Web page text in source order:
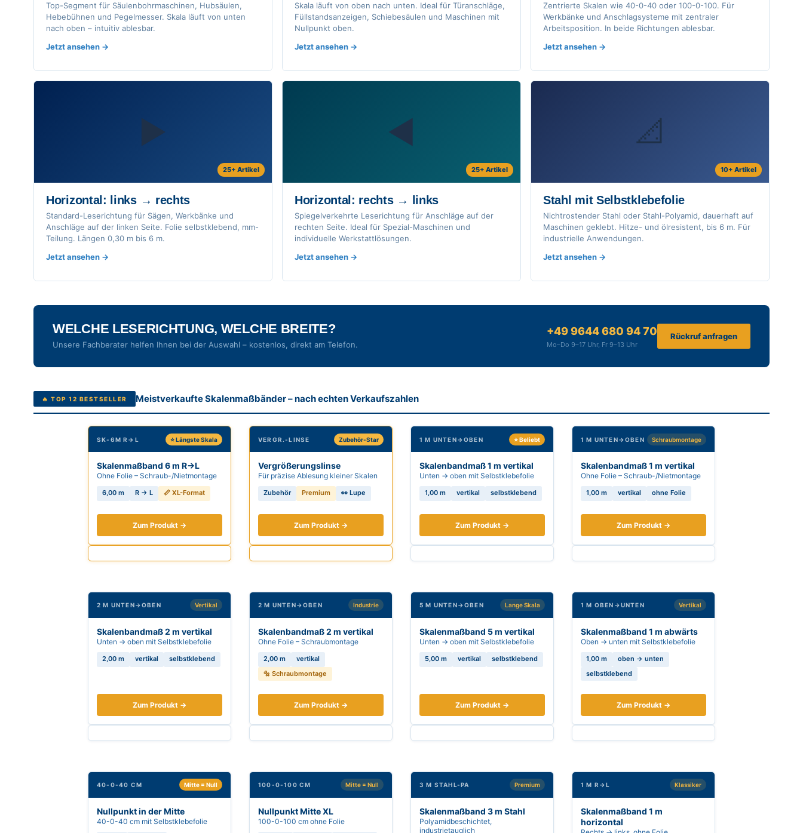
Top-Segment für Säulenbohrmaschinen, Hubsäulen,
Hebebühnen und Pegelmesser. Skala läuft von unten
nach oben – intuitiv ablesbar.
Jetzt ansehen
Skala läuft von oben nach unten. Ideal für Türanschläge,
Füllstandsanzeigen, Schiebesäulen und Maschinen mit
Nullpunkt oben.
Jetzt ansehen
Zentrierte Skalen wie 40-0-40 oder 100-0-100. Für
Werkbänke und Anschlagsysteme mit zentraler
Arbeitsposition. In beide Richtungen ablesbar.
Jetzt ansehen
▶
25+ Artikel
Horizontal: links → rechts
Standard-Leserichtung für Sägen, Werkbänke und
Anschläge auf der linken Seite. Folie selbstklebend, mm-
Teilung. Längen 0,30 m bis 6 m.
Jetzt ansehen
◀
25+ Artikel
Horizontal: rechts → links
Spiegelverkehrte Leserichtung für Anschläge auf der
rechten Seite. Ideal für Spezial-Maschinen und
individuelle Werkstattlösungen.
Jetzt ansehen
📐
10+ Artikel
Stahl mit Selbstklebefolie
Nichtrostender Stahl oder Stahl-Polyamid, dauerhaft auf
Maschinen geklebt. Hitze- und ölresistent, bis 6 m. Für
industrielle Anwendungen.
Jetzt ansehen
WELCHE LESERICHTUNG, WELCHE BREITE?
Unsere Fachberater helfen Ihnen bei der Auswahl – kostenlos, direkt am Telefon.
+49 9644 680 94 70
Mo–Do 9–17 Uhr, Fr 9–13 Uhr
Rückruf anfragen
🔥 TOP 12 BESTSELLER Meistverkaufte Skalenmaßbänder – nach echten Verkaufszahlen
SK-6M R→L ⭐ Längste Skala
Skalenmaßband 6 m R→L
Ohne Folie – Schraub-/Nietmontage
6,00 m R → L 📏 XL-Format
Zum Produkt →
VERGR.-LINSE Zubehör-Star
Vergrößerungslinse
Für präzise Ablesung kleiner Skalen
Zubehör Premium 👀 Lupe
Zum Produkt →
1 M UNTEN→OBEN ⭐ Beliebt
Skalenbandmaß 1 m vertikal
Unten → oben mit Selbstklebefolie
1,00 m vertikal selbstklebend
Zum Produkt →
1 M UNTEN→OBEN Schraubmontage
Skalenbandmaß 1 m vertikal
Ohne Folie – Schraub-/Nietmontage
1,00 m vertikal ohne Folie
Zum Produkt →
2 M UNTEN→OBEN Vertikal
Skalenbandmaß 2 m vertikal
Unten → oben mit Selbstklebefolie
2,00 m vertikal selbstklebend
Zum Produkt →
2 M UNTEN→OBEN Industrie
Skalenbandmaß 2 m vertikal
Ohne Folie – Schraubmontage
2,00 m
vertikal
🔩 Schraubmontage
Zum Produkt →
5 M UNTEN→OBEN Lange Skala
Skalenmaßband 5 m vertikal
Unten → oben mit Selbstklebefolie
5,00 m vertikal selbstklebend
Zum Produkt →
1 M OBEN→UNTEN Vertikal
Skalenmaßband 1 m abwärts
Oben → unten mit Selbstklebefolie
1,00 m
oben → unten
selbstklebend
Zum Produkt →
40-0-40 CM Mitte = Null
Nullpunkt in der Mitte
40-0-40 cm mit Selbstklebefolie
100-0-100 CM Mitte = Null
Nullpunkt Mitte XL
100-0-100 cm ohne Folie
3 M STAHL-PA Premium
Skalenmaßband 3 m Stahl
Polyamidbeschichtet,
industrietauglich
1 M R→L Klassiker
Skalenmaßband 1 m
horizontal